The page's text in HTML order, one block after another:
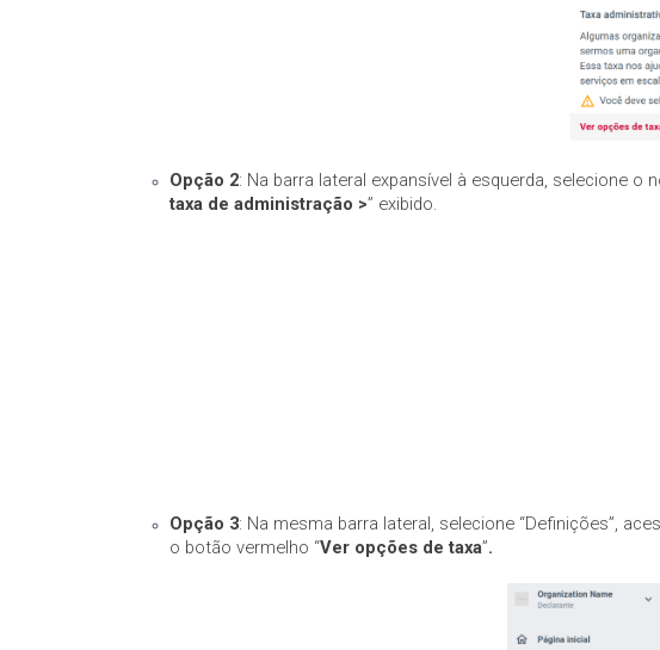
Opção 2: Na barra lateral expansível à esquerda, selecione
taxa de administração >” exibido.
Opção 3: Na mesma barra lateral, selecione “Definições”,
o botão vermelho “Ver opções de taxa”.